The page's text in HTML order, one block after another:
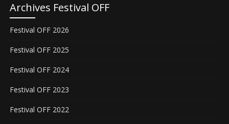
Archives Festival OFF
Festival OFF 2026
Festival OFF 2025
Festival OFF 2024
Festival OFF 2023
Festival OFF 2022